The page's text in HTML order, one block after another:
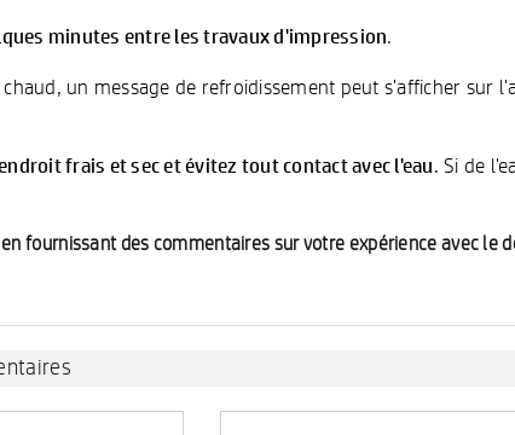
minutes entre les travaux d'impression.
un message de refroidissement peut s'afficher sur
frais et sec et évitez tout contact avec l'eau. Si de
fournissant des commentaires sur votre expérience avec le